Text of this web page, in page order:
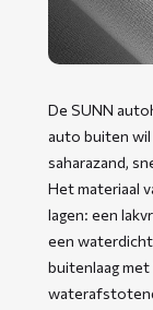
De SUNN
auto buiten wil
saharazand,
Het materiaal
lagen: een
een
buitenlaag met